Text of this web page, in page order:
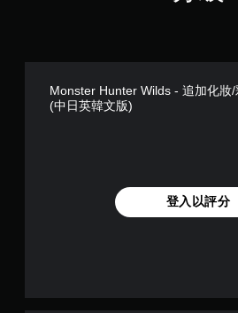
Monster Hunter Wilds - 追加化妝/
(中日英韓文版)
登入以評分